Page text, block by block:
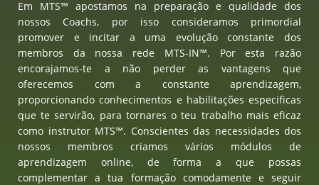
Em MTS™ apostamos na preparação e qualidade dos
nossos Coachs, por isso consideramos primordial
promover e incitar a uma evolução constante dos
membros da nossa rede MTS-IN™. Por esta razão
encorajamos-te a não perder as vantagens que
oferecemos com a constante aprendizagem,
proporcionando conhecimentos e habilitações especificas
que te servirão, para tornares o teu trabalho mais eficaz
como instrutor MTS™. Conscientes das necessidades dos
nossos membros criamos vários módulos de
aprendizagem online, de forma a que possas
complementar a tua formação comodamente e seguir